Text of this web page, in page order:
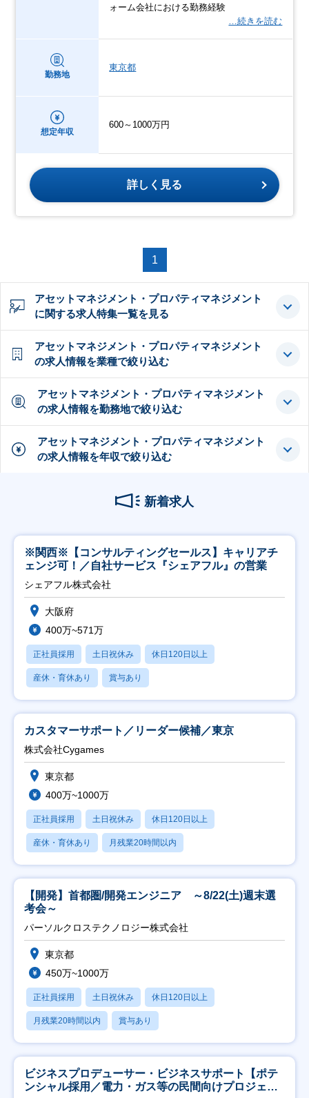
ォーム会社における勤務経験
…続きを読む
勤務地
東京都
想定年収
600～1000万円
詳しく見る
1
アセットマネジメント・プロパティマネジメント
に関する求人特集一覧を見る
アセットマネジメント・プロパティマネジメント
の求人情報を業種で絞り込む
アセットマネジメント・プロパティマネジメント
の求人情報を勤務地で絞り込む
アセットマネジメント・プロパティマネジメント
の求人情報を年収で絞り込む
新着求人
※関西※【コンサルティングセールス】キャリアチ
ェンジ可！／自社サービス『シェアフル』の営業
シェアフル株式会社
大阪府
400万~571万
正社員採用 土日祝休み 休日120日以上
産休・育休あり 賞与あり
カスタマーサポート／リーダー候補／東京
株式会社Cygames
東京都
400万~1000万
正社員採用 土日祝休み 休日120日以上
産休・育休あり 月残業20時間以内
【開発】首都圏/開発エンジニア ～8/22(土)週末選
考会～
パーソルクロステクノロジー株式会社
東京都
450万~1000万
正社員採用 土日祝休み 休日120日以上
月残業20時間以内 賞与あり
ビジネスプロデューサー・ビジネスサポート【ポテ
ンシャル採用／電力・ガス等の民間向けプロジェク